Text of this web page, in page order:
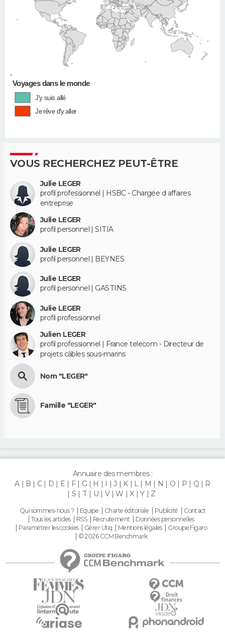
•
Voyages dans le monde
J'y suis allé
Je rêve d'y aller
VOUS RECHERCHEZ PEUT-ÊTRE
Julie LEGER
profil professionnel | HSBC - Chargée d affaires
entreprise
Julie LEGER
profil personnel | SITIA
Julie LEGER
profil personnel | BEYNES
Julie LEGER
profil personnel | GASTINS
Julie LEGER
profil professionnel
Julien LEGER
profil professionnel | France telecom - Directeur de
projets câbles sous-marins
Nom "LEGER"
Famille "LEGER"
Annuaire des membres :
A
B C D E F G H I J K L M N O P Q
R
S
T U V W X Y Z
Qui sommes-nous ? Equipe Charte éditoriale Publicité
Contact
Tous les articles
RSS Recrutement
Données personnelles
Paramétrer les cookies
Gérer Utiq Mentions légales
Groupe Figaro
© 2026 CCM Benchmark